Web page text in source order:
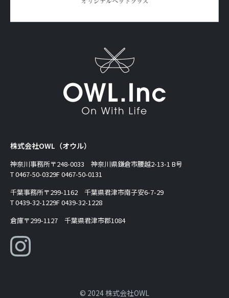
株式会社OWL（オウル）
神奈川事務所〒248-0033 神奈川県鎌倉市腰越2-13-1 B号
T 0467-50-0329F 0467-50-0131
千葉事務所〒299-1162 千葉県君津市南子安6-7-29
T 0439-32-1229F 0439-32-1228
倉庫〒299-1127 千葉県君津市郡1084
© 2024 株式会社OWL